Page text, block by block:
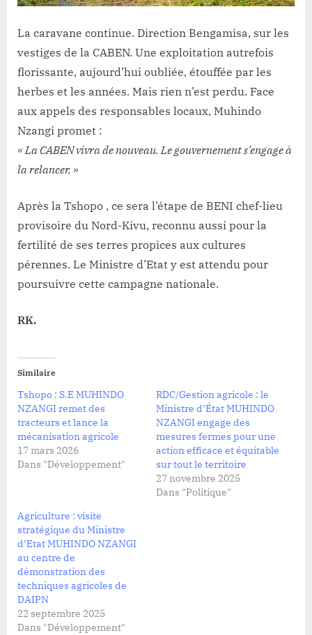
La caravane continue. Direction Bengamisa, sur les
vestiges de la CABEN. Une exploitation autrefois
florissante, aujourd’hui oubliée, étouffée par les
herbes et les années. Mais rien n’est perdu. Face
aux appels des responsables locaux, Muhindo
Nzangi promet :
« La CABEN vivra de nouveau. Le gouvernement s’engage à
la relancer. »
Après la Tshopo , ce sera l’étape de BENI chef-lieu
provisoire du Nord-Kivu, reconnu aussi pour la
fertilité de ses terres propices aux cultures
pérennes. Le Ministre d’Etat y est attendu pour
poursuivre cette campagne nationale.
RK.
Similaire
Tshopo : S.E MUHINDO
NZANGI remet des
tracteurs et lance la
mécanisation agricole
17 mars 2026
Dans "Développement"
RDC/Gestion agricole : le
Ministre d’État MUHINDO
NZANGI engage des
mesures fermes pour une
action efficace et équitable
sur tout le territoire
27 novembre 2025
Dans "Politique"
Agriculture : visite
stratégique du Ministre
d’Etat MUHINDO NZANGI
au centre de
démonstration des
techniques agricoles de
DAIPN
22 septembre 2025
Dans "Développement"